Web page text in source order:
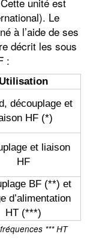
Le
à l’aide de ses
décrit les sous
:
Utilisation
découplage et
HF (*)
et liaison
HF
BF (**) et
d’alimentation
HT (***)
*** HT